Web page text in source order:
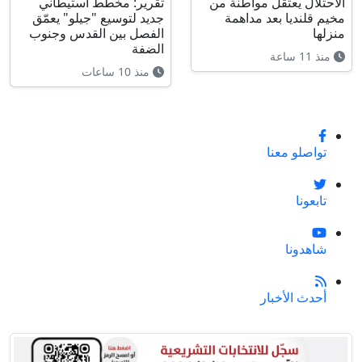
مخيم قلنديا بعد مداهمة
منزلها
منذ 11 ساعة
جديد لتوسيع "جيلو" يعمّق
الفصل بين القدس وجنوب
الضفة
منذ 10 ساعات
تواصلو معنا
تابعونا
شاهدونا
أحدث الأخبار